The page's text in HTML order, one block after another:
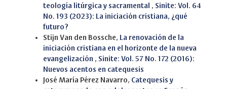
teología litúrgica y sacramental , Sinite: Vol. 64
No. 193 (2023): La iniciación cristiana, ¿qué
futuro?
Stijn Van den Bossche, La renovación de la
iniciación cristiana en el horizonte de la nueva
evangelización , Sinite: Vol. 57 No. 172 (2016):
Nuevos acentos en catequesis
José María Pérez Navarro, Catequesis y